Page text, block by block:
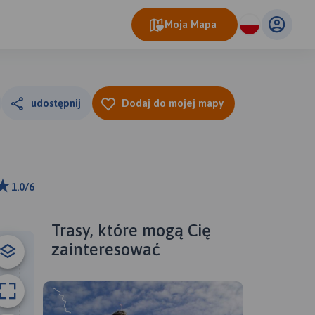
Moja Mapa
udostępnij Dodaj do mojej mapy
1.0/6
Trasy, które mogą Cię
zainteresować